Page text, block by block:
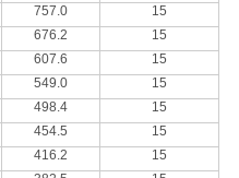
757.0
15
676.2
15
607.6
15
549.0
15
498.4
15
454.5
15
416.2
15